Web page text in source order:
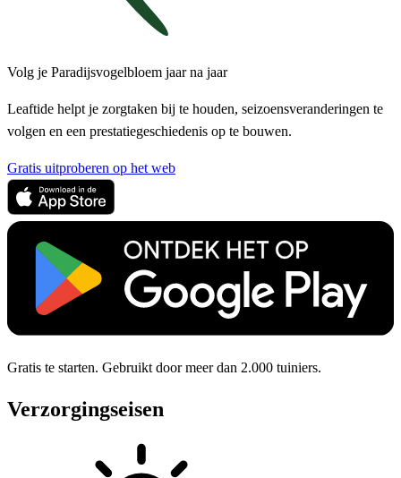
Volg je Paradijsvogelbloem jaar na jaar
Leaftide helpt je zorgtaken bij te houden, seizoensveranderingen te
volgen en een prestatiegeschiedenis op te bouwen.
Gratis uitproberen op het web
Gratis te starten. Gebruikt door meer dan 2.000 tuiniers.
Verzorgingseisen